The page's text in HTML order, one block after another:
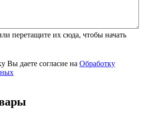
перетащите их сюда, чтобы начать
Вы даете согласие на Обработку